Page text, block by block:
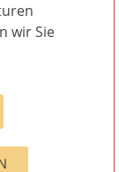
wir Sie